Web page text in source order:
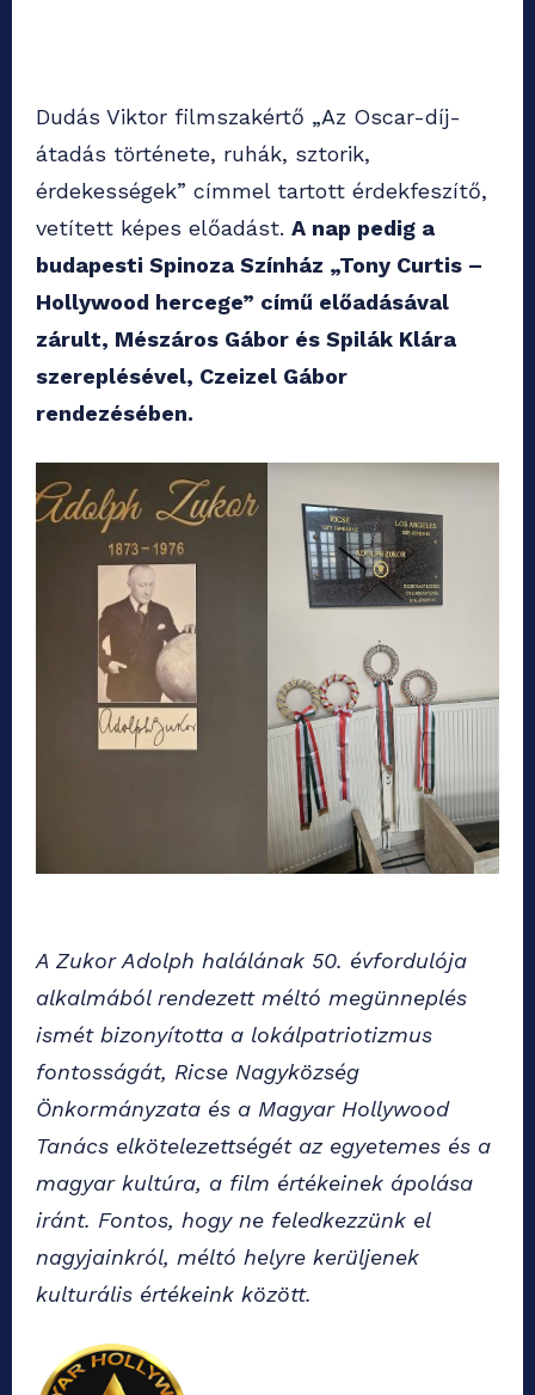
Dudás Viktor filmszakértő „Az Oscar-díj-
átadás története, ruhák, sztorik,
érdekességek” címmel tartott érdekfeszítő,
vetített képes előadást. A nap pedig a
budapesti Spinoza Színház „Tony Curtis –
Hollywood hercege” című előadásával
zárult, Mészáros Gábor és Spilák Klára
szereplésével, Czeizel Gábor
rendezésében.
A Zukor Adolph halálának 50. évfordulója
alkalmából rendezett méltó megünneplés
ismét bizonyította a lokálpatriotizmus
fontosságát, Ricse Nagyközség
Önkormányzata és a Magyar Hollywood
Tanács elkötelezettségét az egyetemes és a
magyar kultúra, a film értékeinek ápolása
iránt. Fontos, hogy ne feledkezzünk el
nagyjainkról, méltó helyre kerüljenek
kulturális értékeink között.